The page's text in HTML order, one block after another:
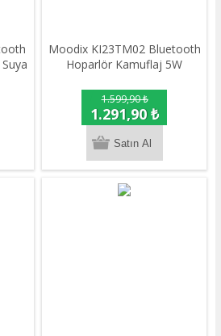
Moodix KI23TM02 Bluetooth
Hoparlör Kamuflaj 5W
1.599,90 ₺
1.291,90 ₺